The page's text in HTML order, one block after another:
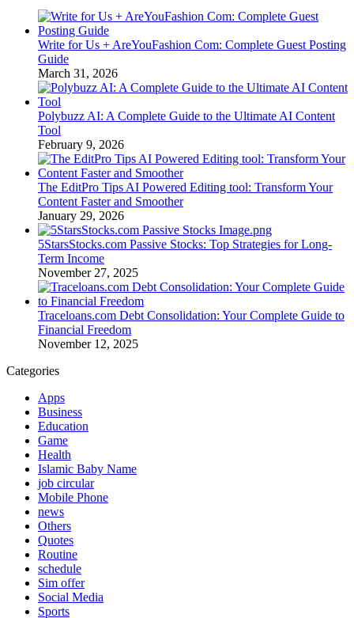
Write for Us + AreYouFashion Com: Complete Guest Posting
Guide
March 31, 2026
Polybuzz AI: A Complete Guide to the Ultimate AI Content
Tool
February 9, 2026
The EditPro Tips AI Powered Editing tool: Transform Your
Content Faster and Smoother
January 29, 2026
5StarsStocks.com Passive Stocks: Top Strategies for Long-
Term Income
November 27, 2025
Traceloans.com Debt Consolidation: Your Complete Guide to
Financial Freedom
November 12, 2025
Categories
Apps
Business
Education
Game
Health
Islamic Baby Name
job circular
Mobile Phone
news
Others
Quotes
Routine
schedule
Sim offer
Social Media
Sports